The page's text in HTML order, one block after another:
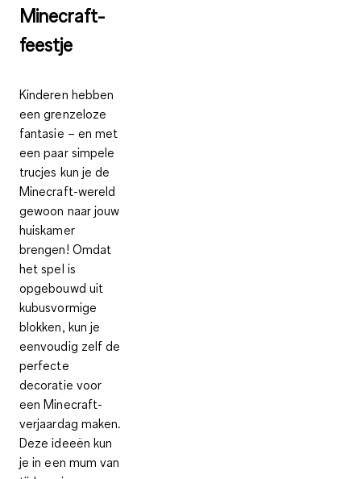
Minecraft-
feestje
Kinderen hebben
een grenzeloze
fantasie – en met
een paar simpele
trucjes kun jede
Minecraft-wereld
gewoon naar jouw
huiskamer
brengen! Omdat
het spel is
opgebouwd uit
kubusvormige
blokken, kun je
eenvoudig zelf de
perfecte
decoratie voor
een Minecraft-
verjaardag maken.
Deze ideeën kun
je in een mum van